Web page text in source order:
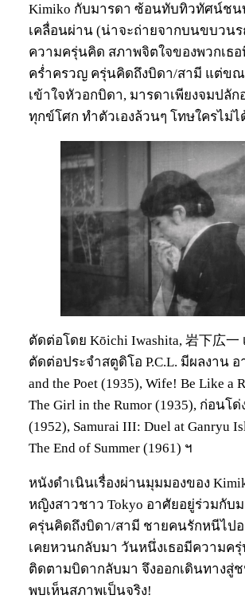
Kimiko กับมารดา ซ้อนทับทิวทัศน์ชน
เคลื่อนผ่าน (น่าจะถ่ายจากบนขบวนร
ความครุ่นคิด สภาพจิตใจของพวกเธอ
คร่ำครวญ ครุ่นคิดถึงบิดา/สามี แต่ขณ
เข้าใจหัวอกบิดา, มารดาเพียงจมปลั
ทุกข์โศก ทำตัวเองล้วนๆ โทษใครไม่
ตัดต่อโดย Kōichi Iwashita, 岩下広
ตัดต่อประจำสตูดิโอ P.C.L. มีผลงาน อ
and the Poet (1935), Wife! Be Like a
The Girl in the Rumor (1935), ก่อนโ
(1952), Samurai III: Duel at Ganryu
The End of Summer (1961) ฯ
หนังดำเนินเรื่องผ่านมุมมองของ
หญิงสาวชาว Tokyo อาศัยอยู่ร่วมกับ
ครุ่นคิดถึงบิดา/สามี ชายคนรักหนีไป
เคยหวนกลับมา วันหนึ่งเธอมีความค
ติดตามบิดากลับมา จึงออกเดินทางสู่
พบเห็นสภาพเป็นจริง!